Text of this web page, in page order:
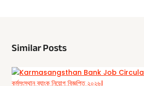
Similar Posts